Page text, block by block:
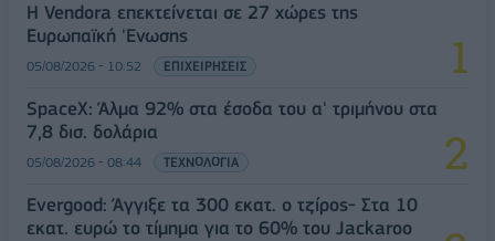
Η Vendora επεκτείνεται σε 27 χώρες της
Ευρωπαϊκή 'Ενωσης
05/08/2026 - 10:52 ΕΠΙΧΕΙΡΗΣΕΙΣ
SpaceX: Άλμα 92% στα έσοδα του α' τριμήνου στα
7,8 δισ. δολάρια
05/08/2026 - 08:44 ΤΕΧΝΟΛΟΓΙΑ
Evergood: Άγγιξε τα 300 εκατ. ο τζίρος- Στα 10
εκατ. ευρώ το τίμημα για το 60% του Jackaroo